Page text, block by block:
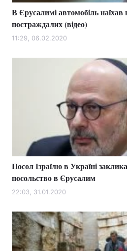
В Єрусалимі автомобіль наїхав
постраждалих (відео)
11:29, 06.02.2020
Посол Ізраїлю в Україні
посольство в Єрусалим
22:03, 31.01.2020